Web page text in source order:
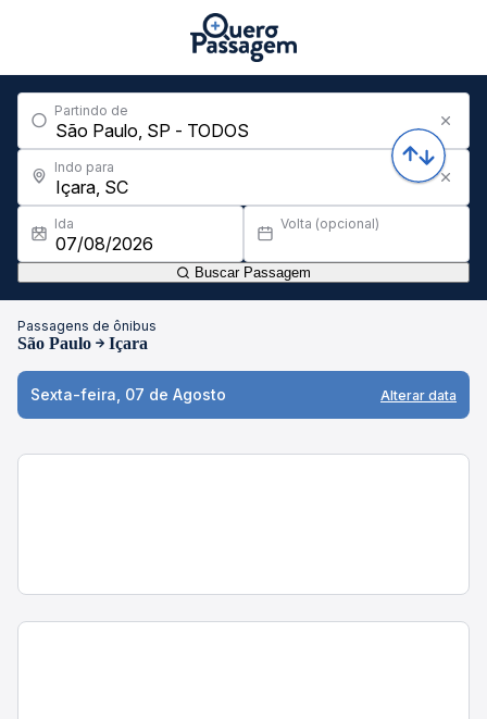
Partindo de
Indo para
Ida Volta (opcional)
Buscar Passagem
Passagens de ônibus
São Paulo Içara
Sexta-feira, 07 de Agosto Alterar data